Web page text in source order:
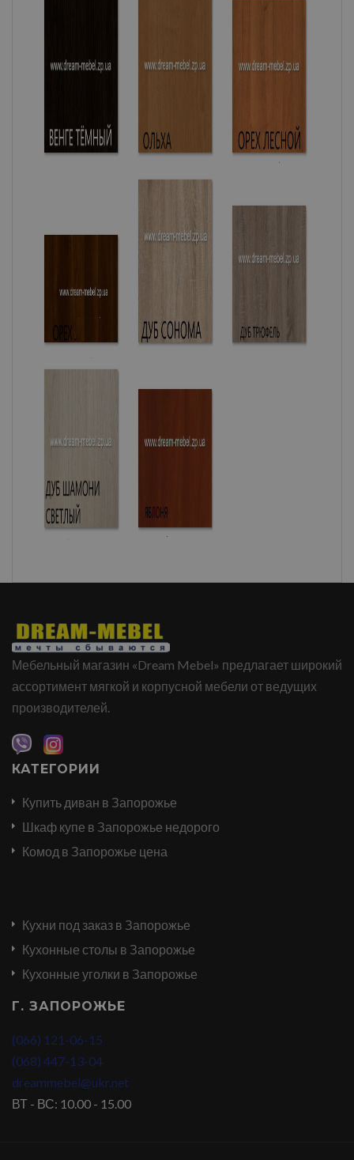
Мебельный магазин «Dream Mebel» предлагает широкий
ассортимент мягкой и корпусной мебели от ведущих
производителей.
КАТЕГОРИИ
Купить диван в Запорожье
Шкаф купе в Запорожье недорого
Комод в Запорожье цена
Кухни под заказ в Запорожье
Кухонные столы в Запорожье
Кухонные уголки в Запорожье
Г. ЗАПОРОЖЬЕ
(066) 121-06-15
(068) 447-13-04
dreammebel@ukr.net
ВТ - ВС: 10.00 - 15.00